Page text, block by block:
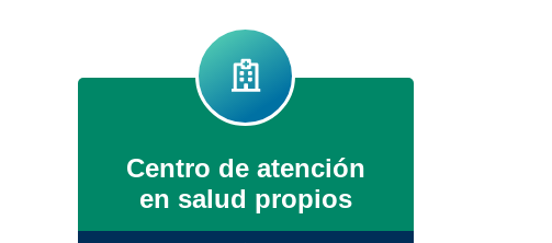
Centro de atención
en salud propios